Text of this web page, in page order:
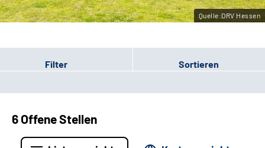
Quelle:DRV Hessen
Filter Sortieren
6 Offene Stellen